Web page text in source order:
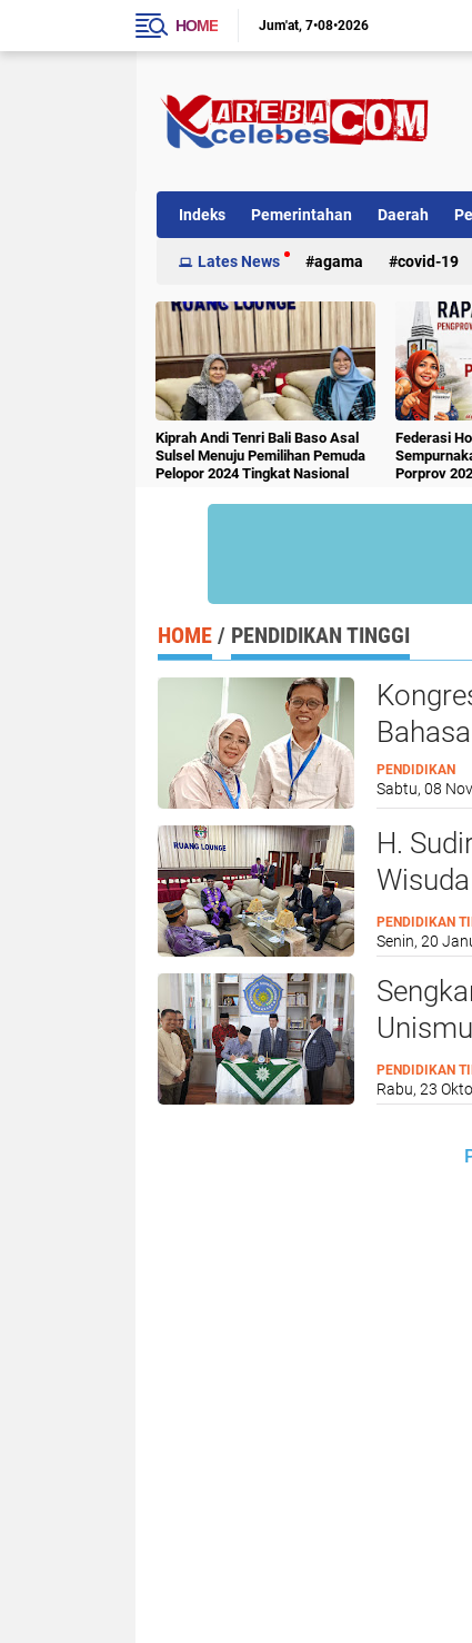
HOME Jum'at 7•08•2026
Indeks Pemerintahan Daerah
Internasional Kriminal
Lates News agama covid-19
Kiprah Andi Tenri Bali Baso Asal
Sulsel Menuju Pemilihan Pemuda
Pelopor 2024 Tingkat Nasional
Federasi
Porprov
HOME / PENDIDIKAN TINGGI
PENDIDIKAN
Sabtu, 08
H.
PENDIDIKAN
Senin, 20
Resmi
PENDIDIKAN
Rabu, 23